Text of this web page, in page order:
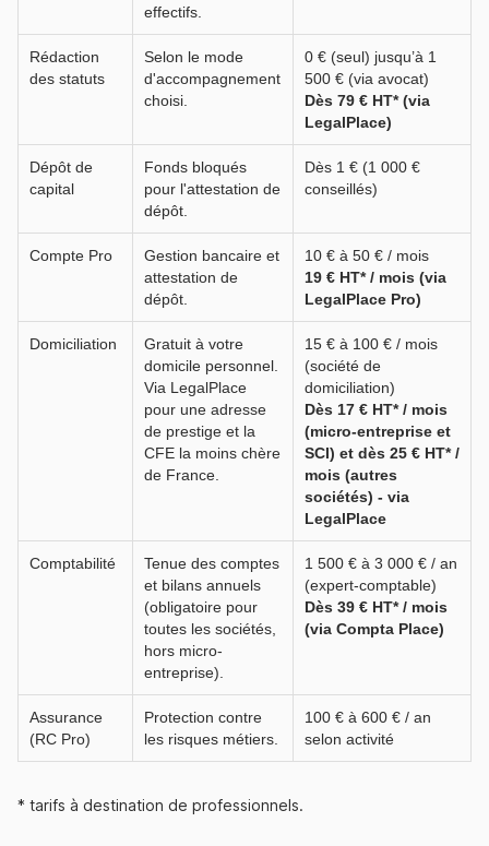
effectifs.
Rédaction
des statuts
Selon le mode
d'accompagnement
choisi.
0 € (seul) jusqu’à 1
500 € (via avocat)
Dès 79 € HT* (via
LegalPlace)
Dépôt de
capital
Fonds bloqués
pour l'attestation de
dépôt.
Dès 1 € (1 000 €
conseillés)
Compte Pro
Gestion bancaire et
attestation de
dépôt.
10 € à 50 € / mois
19 € HT* / mois (via
LegalPlace Pro)
Domiciliation
Gratuit à votre
domicile personnel.
Via LegalPlace
pour une adresse
de prestige et la
CFE la moins chère
de France.
15 € à 100 € / mois
(société de
domiciliation)
Dès 17 € HT* / mois
(micro-entreprise et
SCI) et dès 25 € HT* /
mois (autres
sociétés) - via
LegalPlace
Comptabilité
Tenue des comptes
et bilans annuels
(obligatoire pour
toutes les sociétés,
hors micro-
entreprise).
1 500 € à 3 000 € / an
(expert-comptable)
Dès 39 € HT* / mois
(via Compta Place)
Assurance
(RC Pro)
Protection contre
les risques métiers.
100 € à 600 € / an
selon activité
* tarifs à destination de professionnels.